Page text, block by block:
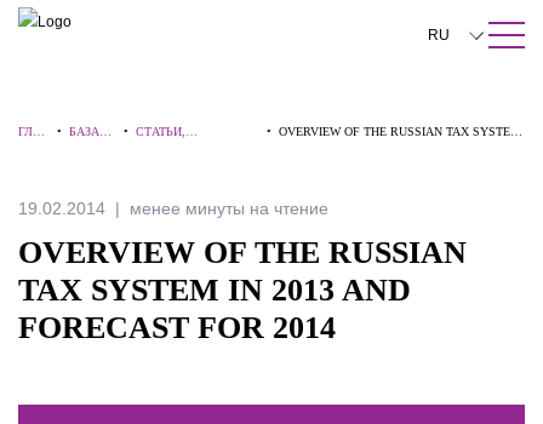
ПОИСК ПО САЙТУ Закрыть
RU
中文
ГЛАВ
•БАЗА
• СТАТЬИ,
•OVERVIEW OF THE RUSSIAN TAX SYSTEM
19.02.2014 менее минуты на чтение
OVERVIEW OF THE RUSSIAN
TAX SYSTEM IN 2013 AND
FORECAST FOR 2014